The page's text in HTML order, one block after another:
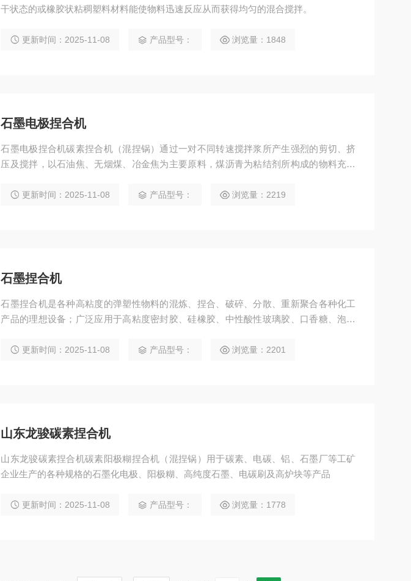
干状态的或橡胶状粘稠塑料材料能使物料迅速反应从而获得均匀的混合搅拌。
更新时间：2025-11-08 产品型号： 浏览量：1848
石墨电极捏合机
石墨电极捏合机碳素捏合机（混捏锅）通过一对不同转速搅拌浆所产生强烈的剪切、挤
压及搅拌，以石油焦、无烟煤、冶金焦为主要原料，煤沥青为粘结剂所构成的物料充分
式。 更新时间：2025-11-08 产品型号： 浏览量：2219
石墨捏合机
石墨捏合机是各种高粘度的弹塑性物料的混炼、捏合、破碎、分散、重新聚合各种化工
产品的理想设备；广泛应用于高粘度密封胶、硅橡胶、中性酸性玻璃胶、口香糖、泡泡
品等行业。
更新时间：2025-11-08 产品型号： 浏览量：2201
山东龙骏碳素捏合机
山东龙骏碳素捏合机碳素阳极糊捏合机（混捏锅）用于碳素、电碳、铝、石墨厂等工矿
企业生产的各种规格的石墨化电极、阳极糊、高纯度石墨、电碳刷及高炉块等产品
更新时间：2025-11-08 产品型号： 浏览量：1778